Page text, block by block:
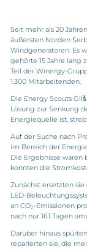
Seit mehr als 20
äußersten Norden
Windgeneratoren. Es
gehörte 15 Jahre lang
Teil der Winergy-
1.300 Mitarbeitenden.
Die Energy Scouts
Lösung zur Senkung
Energiequelle ist,
Auf der Suche nach
im Bereich der
Die Ergebnisse
konnten die
Zunächst ersetzten
LED-
an CO2-Emissionen
nach nur 161 Tagen
Darüber hinaus
reparierten sie, die